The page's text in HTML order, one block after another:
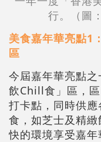
行。（圖
美食嘉年華亮點1
區
今屆嘉年華亮點
飲Chill食」區，
打卡點，同時供
食，如芝士及精
快的環境享受嘉年